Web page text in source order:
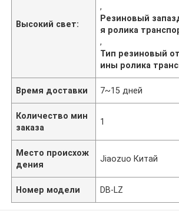
Высокий свет:
,
Резиновый
я ролика
,
Тип резиновый
ины ролика
Время доставки 7~15 дней
Количество мин
заказа
1
Место происхож
дения
Jiaozuo Китай
Номер модели DB-LZ